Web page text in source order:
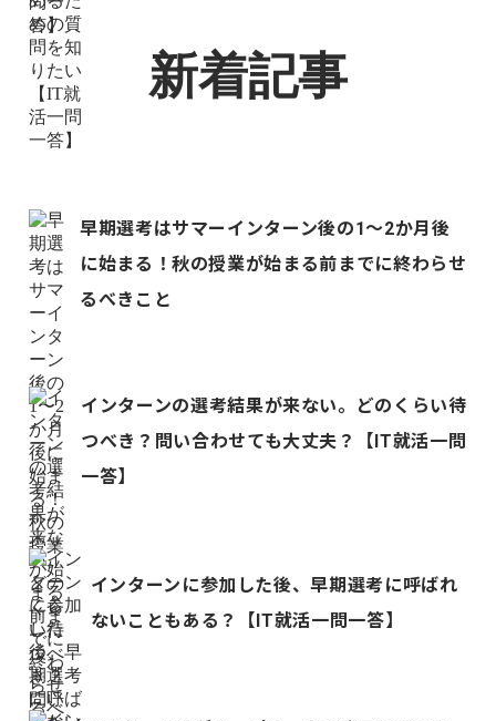
新着記事
早期選考はサマーインターン後の1〜2か月後
に始まる！秋の授業が始まる前までに終わらせ
るべきこと
インターンの選考結果が来ない。どのくらい待
つべき？問い合わせても大丈夫？【IT就活一問
一答】
インターンに参加した後、早期選考に呼ばれ
ないこともある？【IT就活一問一答】